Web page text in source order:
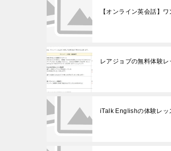
【オンライン英会話】
レアジョブの無料体験
iTalk Englishの体験レッ